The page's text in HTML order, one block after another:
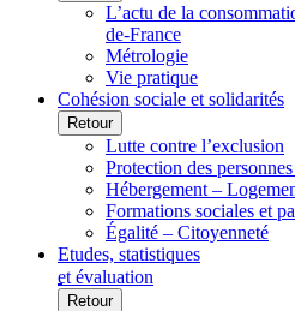
L’actu de la
de-France
Métrologie
Vie pratique
Cohésion sociale et solidarités
Retour
Lutte contre l’exclusion
Protection des
Hébergement –
Formations sociales et
Égalité – Citoyenneté
Etudes, statistiques
et évaluation
Retour